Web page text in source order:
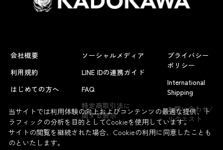
会社概要
利用規約
はじめての方へ
ソーシャルメディア
LINE IDの連携ガイド
FAQ
特定商取引法に
関する表示
プライバシー
ポリシー
International
Shipping
お問い合わせ/
リクエスト
当サイトでは利用体験の向上およびコンテンツの最適な提供、ト
ラフィックの分析を目的としてCookieを使用しています。
サイトの閲覧を継続された場合、Cookieの利用に同意したことも
のといたします。